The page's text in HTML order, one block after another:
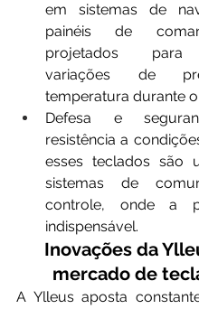
em sistemas de
painéis de
projetados para
variações de
temperatura durante
Defesa e
resistência a
esses teclados são
sistemas de
controle, onde a
indispensável.
Inovações da
mercado de
A Ylleus aposta